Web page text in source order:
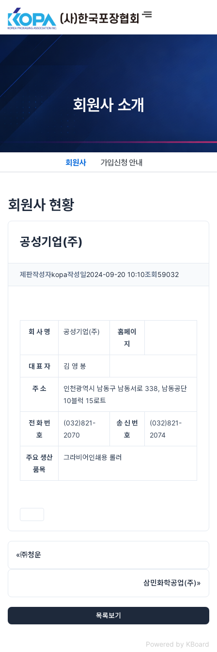
너
회원사 소개
회원사 가입신청 안내
회원사 현황
공성기업(주)
제판작성자kopa작성일2024-09-20 10:10조회 59032
회 사 명 공성기업(주)
홈페이
지
대 표 자 김 영 봉
주 소
인천광역시 남동구 남동서로 338, 남동공단
10블럭 15로트
전 화 번
호
(032)821-
2070
송 신 번
호
(032)821-
2074
주요 생산
품목
그라비어인쇄용 롤러
«㈜청운
삼민화학공업(주)»
목록보기
Powered by KBoard